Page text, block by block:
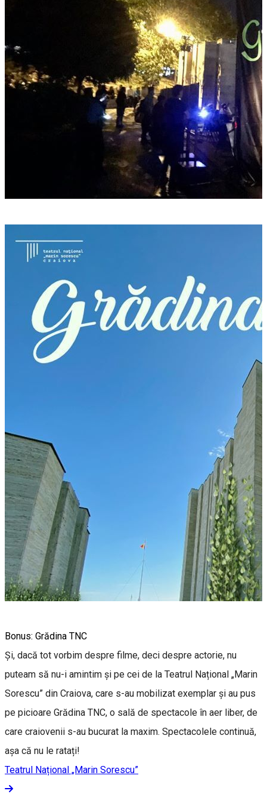
Bonus: Grădina TNC
Și, dacă tot vorbim despre filme, deci despre actorie, nu
puteam să nu-i amintim și pe cei de la Teatrul Național „Marin
Sorescu” din Craiova, care s-au mobilizat exemplar și au pus
pe picioare Grădina TNC, o sală de spectacole în aer liber, de
care craiovenii s-au bucurat la maxim. Spectacolele continuă,
așa că nu le ratați!
Teatrul Național „Marin Sorescu”